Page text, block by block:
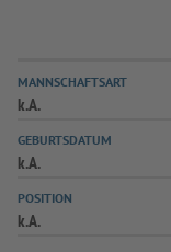
MANNSCHAFTSART
k.A.
GEBURTSDATUM
k.A.
POSITION
k.A.